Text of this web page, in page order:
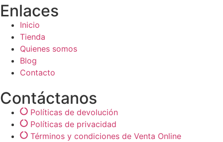
Enlaces
Inicio
Tienda
Quienes somos
Blog
Contacto
Contáctanos
Políticas de devolución
Políticas de privacidad
Términos y condiciones de Venta Online